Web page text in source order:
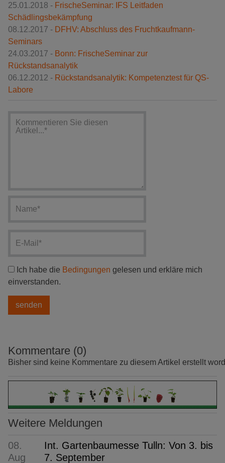
25.01.2018 - FrischeSeminar: IFS Leitfaden
Schädlingsbekämpfung
08.12.2017 - DFHV: Abschluss des Fruchtkaufmann-
Seminars
24.03.2017 - Bonn: FrischeSeminar zur
Rückstandsanalytik
06.12.2012 - Rückstandsanalytik: Kompetenztest für QS-
Labore
Ich habe die Bedingungen gelesen und erkläre mich
einverstanden.
Kommentare (0)
Bisher sind keine Kommentare zu diesem Artikel erstellt
Weitere Meldungen
08.
Aug
Int. Gartenbaumesse Tulln: Von 3. bis
7. September